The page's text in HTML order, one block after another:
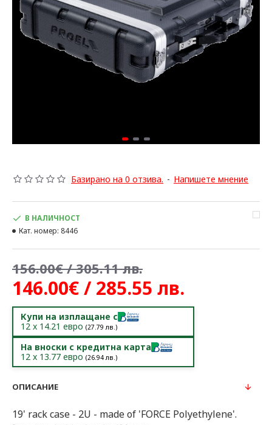
Базирано на 0 отзива. - Напишете мнение
146.00€ / 285.55 лв.
156.00€ / 305.11 лв.
В НАЛИЧНОСТ
Кат. номер: 8446
Купи на изплащане с
12 x 14.21 евро (27.79 лв.)
На вноски с кредитна карта
12 x 13.77 евро (26.94лв.)
ОПИСАНИЕ
19' rack case - 2U - made of 'FORCE Polyethylene'.